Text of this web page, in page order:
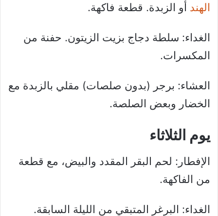
الهند أو الزبدة. قطعة فاكهة.
الغداء: سلطة دجاج بزيت الزيتون. حفنة من
المكسرات.
العشاء: برجر (بدون صلصات) مقلي بالزبدة مع
الخضار وبعض الصلصة.
يوم الثلاثاء
الإفطار: لحم البقر المقدد والبيض، مع قطعة
من الفاكهة.
الغداء: البرغر المتبقي من الليلة السابقة.